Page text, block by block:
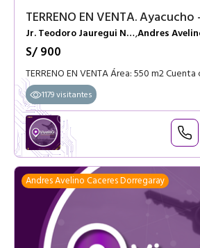
TERRENO EN VENTA.
Jr. Teodoro Jauregui N 102,
S/ 900
1179 visitantes
Andres Avelino Caceres Dorregaray